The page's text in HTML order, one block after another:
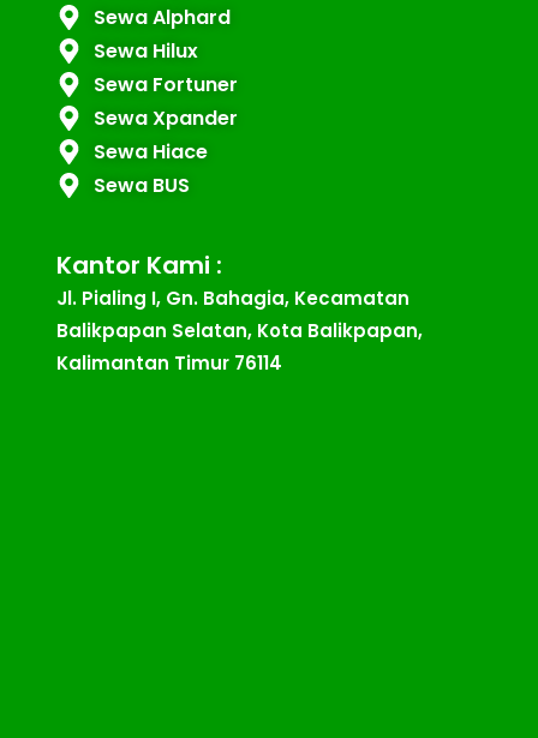
Sewa Alphard
Sewa Hilux
Sewa Fortuner
Sewa Xpander
Sewa Hiace
Sewa BUS
Kantor Kami :
Jl. Pialing I, Gn. Bahagia, Kecamatan
Balikpapan Selatan, Kota Balikpapan,
Kalimantan Timur 76114